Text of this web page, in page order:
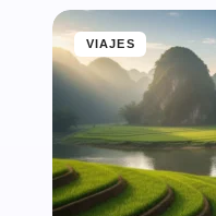
VIAJES